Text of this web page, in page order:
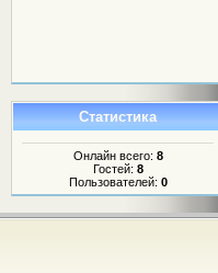
Статистика
Онлайн всего: 8
Гостей: 8
Пользователей: 0